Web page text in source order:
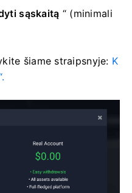
sąskaitą “ (minimali
šiame straipsnyje: K